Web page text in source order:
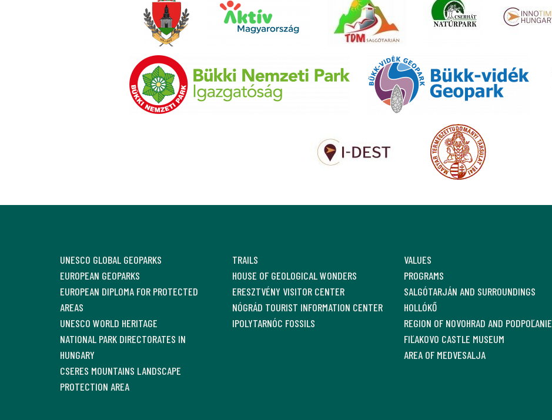
UNESCO GLOBAL GEOPARKS
EUROPEAN GEOPARKS
EUROPEAN DIPLOMA FOR PROTECTED
AREAS
UNESCO WORLD HERITAGE
NATIONAL PARK DIRECTORATES IN
HUNGARY
CSERES MOUNTAINS LANDSCAPE
PROTECTION AREA
TRAILS
HOUSE OF GEOLOGICAL WONDERS
ERESZTVÉNY VISITOR CENTER
NÓGRÁD TOURIST INFORMATION CENTER
IPOLYTARNÓC FOSSILS
VALUES
PROGRAMS
SALGÓTARJÁN AND SURROUNDINGS
HOLLÓKŐ
REGION OF NOVOHRAD AND PODPOĽANIE
FIĽAKOVO CASTLE MUSEUM
AREA OF MEDVESALJA